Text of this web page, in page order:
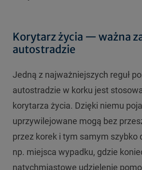
Korytarz życia — ważna
autostradzie
Jedną z najważniejszych reguł
autostradzie w korku jest
korytarza życia. Dzięki niemu
uprzywilejowane mogą bez
przez korek i tym samym szybko
np. miejsca wypadku, gdzie
natychmiastowe udzielenie